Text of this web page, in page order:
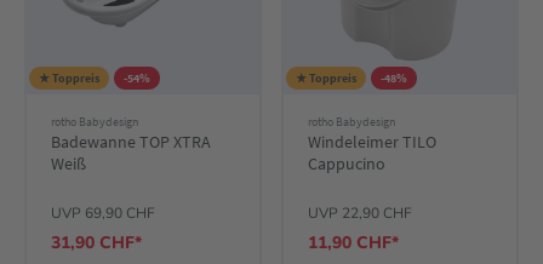
★ Toppreis -54%
rotho Babydesign
Badewanne TOP XTRA
Weiß
UVP 69,90 CHF
31,90 CHF*
★ Toppreis -48%
rotho Babydesign
Windeleimer TILO
Cappucino
UVP 22,90 CHF
11,90 CHF*